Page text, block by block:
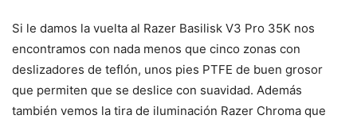
Si le damos la vuelta al Razer Basilisk V3 Pro 35K nos
encontramos con nada menos que cinco zonas con
deslizadores de teflón, unos pies PTFE de buen grosor
que permiten que se deslice con suavidad. Además
también vemos la tira de iluminación Razer Chroma que